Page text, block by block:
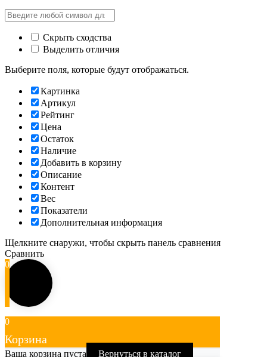
Скрыть сходства
Выделить отличия
Выберите поля, которые будут отображаться.
Картинка
Артикул
Рейтинг
Цена
Остаток
Наличие
Добавить в корзину
Описание
Контент
Вес
Показатели
Дополнительная информация
Щелкните снаружи, чтобы скрыть панель сравнения
Сравнить
0
0
Корзина
Ваша корзина пуста Вернуться в каталог